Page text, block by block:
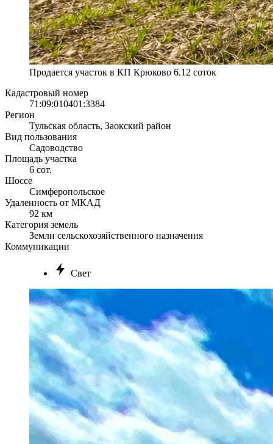
Продается участок в КП Крюково 6.12 соток
Кадастровый номер
71:09:010401:3384
Регион
Тульская область, Заокский район
Вид пользования
Садоводство
Площадь участка
6 сот.
Шоссе
Симферопольское
Удаленность от МКАД
92 км
Категория земель
Земли сельскохозяйственного назначения
Коммуникации
Свет